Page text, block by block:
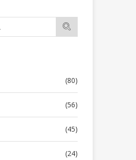
(80)
(56)
(45)
(24)